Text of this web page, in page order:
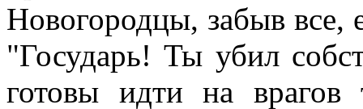
Новогородцы, забыв все,
"Государь! Ты убил
готовы идти на